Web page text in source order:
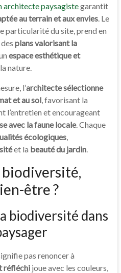
architecte paysagistegarantit
au terrain et aux envies. Le
particularité du site, prend en
plans valorisant la
espace esthétique et
nature.
l’architecte sélectionne
et au sol, favorisant la
l’entretien et encourageant
avec la faune locale. Chaque
écologiques,
et la beauté du jardin.
être ?
biodiversité dans
pas renoncer à
réfléchijoue avec les couleurs,